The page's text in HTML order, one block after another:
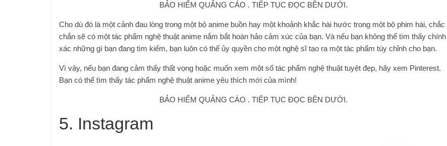
BẢO HIỂM QUẢNG CÁO . TIẾP TỤC ĐỌC BÊN DƯỚI.
Cho dù đó là một cảnh đau lòng trong một bộ anime buồn hay một khoảnh khắc hài hước trong một bộ phim hài, chắc
chắn sẽ có một tác phẩm nghệ thuật anime nắm bắt hoàn hảo cảm xúc của bạn. Và nếu bạn không thể tìm thấy chính
xác những gì bạn đang tìm kiếm, bạn luôn có thể ủy quyền cho một nghệ sĩ tạo ra một tác phẩm tùy chỉnh cho bạn.
Vì vậy, nếu bạn đang cảm thấy thất vọng hoặc muốn xem một số tác phẩm nghệ thuật tuyệt đẹp, hãy xem Pinterest.
Bạn có thể tìm thấy tác phẩm nghệ thuật anime yêu thích mới của mình!
BẢO HIỂM QUẢNG CÁO . TIẾP TỤC ĐỌC BÊN DƯỚI.
5. Instagram